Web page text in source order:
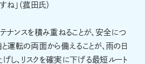
ね」（菰田氏）
ナンスを積み重ねることが、安全につ
運転の両面から備えることが、雨の日
し、リスクを確実に下げる最短ルート